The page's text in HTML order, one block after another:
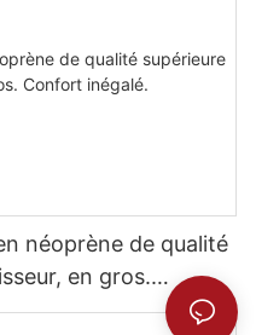
néoprène de qualité
en gros.